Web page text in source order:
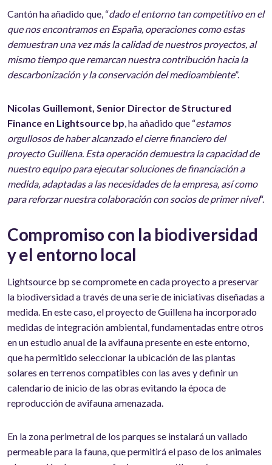
Cantón ha añadido que, “dado el entorno tan competitivo en el
que nos encontramos en España, operaciones como estas
demuestran una vez más la calidad de nuestros proyectos, al
mismo tiempo que remarcan nuestra contribución hacia la
descarbonización y la conservación del medioambiente”.
Nicolas Guillemont, Senior Director de Structured
Finance en Lightsource bp, ha añadido que “estamos
orgullosos de haber alcanzado el cierre financiero del
proyecto Guillena. Esta operación demuestra la capacidad de
nuestro equipo para ejecutar soluciones de financiación a
medida, adaptadas a las necesidades de la empresa, así como
para reforzar nuestra colaboración con socios de primer nivel“.
Compromiso con la biodiversidad
y el entorno local
Lightsource bp se compromete en cada proyecto a preservar
la biodiversidad a través de una serie de iniciativas diseñadas a
medida. En este caso, el proyecto de Guillena ha incorporado
medidas de integración ambiental, fundamentadas entre otros
en un estudio anual de la avifauna presente en este entorno,
que ha permitido seleccionar la ubicación de las plantas
solares en terrenos compatibles con las aves y definir un
calendario de inicio de las obras evitando la época de
reproducción de avifauna amenazada.
En la zona perimetral de los parques se instalará un vallado
permeable para la fauna, que permitirá el paso de los animales